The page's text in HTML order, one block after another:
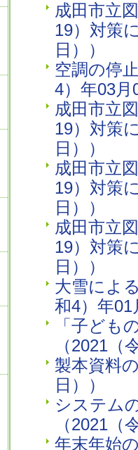
成田市立
19）対策
日））
空調の停
4）年03月
成田市立
19）対策
日））
成田市立
19）対策
日））
成田市立
19）対策
日））
大雪によ
和4）年01
「子ども
（2021（
製本資料
日））
システム
（2021（
年末年始